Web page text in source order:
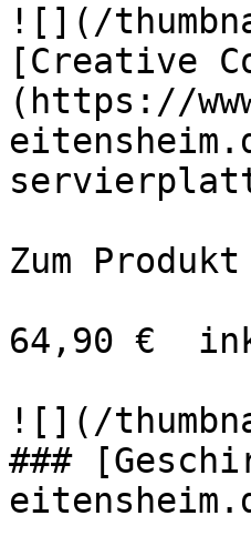
![](/
[Creative
(https://
Zum Produkt
64,90 €
![](/
###